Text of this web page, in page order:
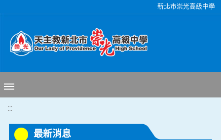
新北市崇光高級中學
:::
最新消息